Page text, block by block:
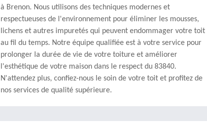
à Brenon. Nous utilisons des techniques modernes et
respectueuses de l'environnement pour éliminer les mousses,
lichens et autres impuretés qui peuvent endommager votre toit
au fil du temps. Notre équipe qualifiée est à votre service pour
prolonger la durée de vie de votre toiture et améliorer
l'esthétique de votre maison dans le respect du 83840.
N'attendez plus, confiez-nous le soin de votre toit et profitez de
nos services de qualité supérieure.